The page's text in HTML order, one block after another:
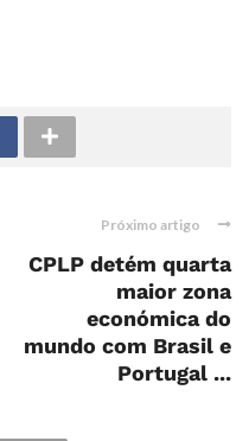
Próximo artigo
CPLP detém quarta
maior zona
económica do
mundo com Brasil e
Portugal ...